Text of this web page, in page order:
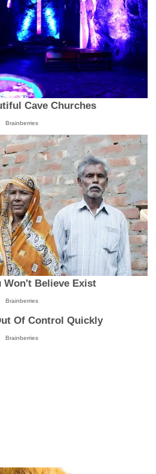
Cave Churches
Brainberries
Won't Believe Exist
Brainberries
Of Control Quickly
Brainberries